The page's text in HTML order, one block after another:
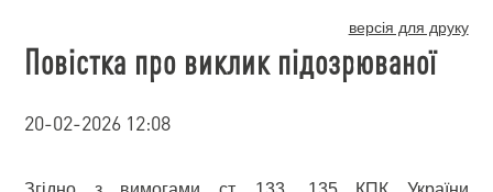
версія для друку
Повістка про виклик підозрюваної
20-02-2026 12:08